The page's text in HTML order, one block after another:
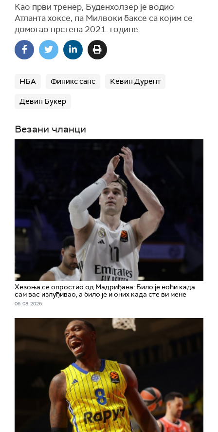
Као први тренер, Буденхолзер је водио
Атланта хоксе, па Милвоки баксе са којим се
домогао прстена 2021. године.
НБА Финикс санс Кевин Дурент
Девин Букер
Везани чланци
Хезоња се опростио од Мадриђана: Било је ноћи када
сам вас излуђивао, а било је и оних када сте ви мене
06. 08. 2026.